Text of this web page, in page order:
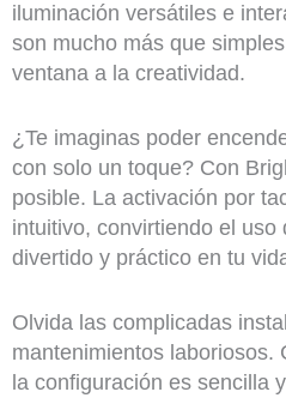
iluminación versátiles e
son mucho más que
ventana a la creatividad.
¿Te imaginas poder
con solo un toque? Con
posible. La activación por
intuitivo, convirtiendo el uso
divertido y práctico en tu
Olvida las complicadas
mantenimientos laboriosos.
la configuración es sencilla